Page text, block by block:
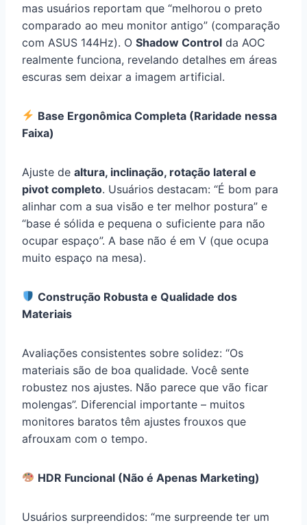
mas usuários reportam que “melhorou o preto
comparado ao meu monitor antigo” (comparação
com ASUS 144Hz). O Shadow Control da AOC
realmente funciona, revelando detalhes em áreas
escuras sem deixar a imagem artificial.
Base Ergonômica Completa (Raridade nessa
Faixa)
Ajuste de altura, inclinação, rotação lateral e
pivot completo. Usuários destacam: “É bom para
alinhar com a sua visão e ter melhor postura” e
“base é sólida e pequena o suficiente para não
ocupar espaço”. A base não é em V (que ocupa
muito espaço na mesa).
Construção Robusta e Qualidade dos
Materiais
Avaliações consistentes sobre solidez: “Os
materiais são de boa qualidade. Você sente
robustez nos ajustes. Não parece que vão ficar
molengas”. Diferencial importante – muitos
monitores baratos têm ajustes frouxos que
afrouxam com o tempo.
HDR Funcional (Não é Apenas Marketing)
Usuários surpreendidos: “me surpreende ter um